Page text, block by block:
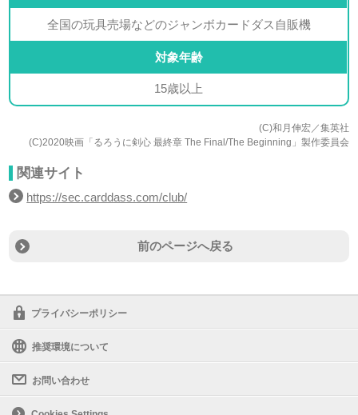
全国の玩具売場などのジャンボカードダス自販機
対象年齢
15歳以上
(C)和月伸宏／集英社
(C)2020映画「るろうに剣心 最終章 The Final/The Beginning」製作委員会
関連サイト
https://sec.carddass.com/club/
前のページへ戻る
プライバシーポリシー
推奨環境について
お問い合わせ